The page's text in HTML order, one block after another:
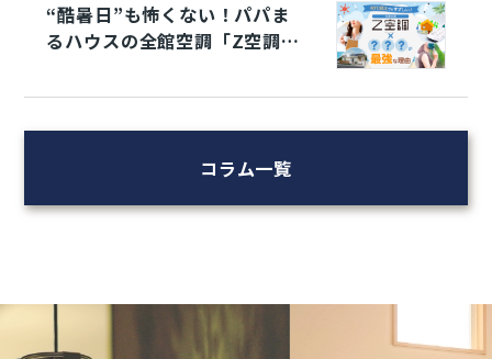
“酷暑日”も怖くない！パパま
るハウスの全館空調「Z空調」
快適に
コラム一覧